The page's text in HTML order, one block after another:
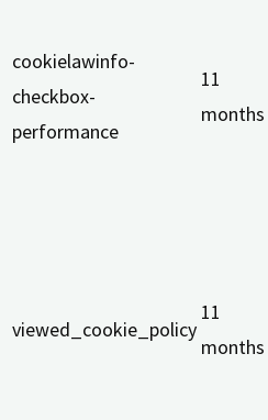
cookielawinfo-
checkbox-
performance
11
months
viewed_cookie_policy
11
months